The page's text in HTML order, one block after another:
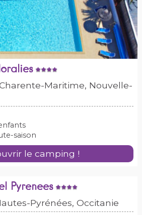
Maritime, Nouvelle-
saison
le camping !
Pyrenees
Pyrénées, Occitanie